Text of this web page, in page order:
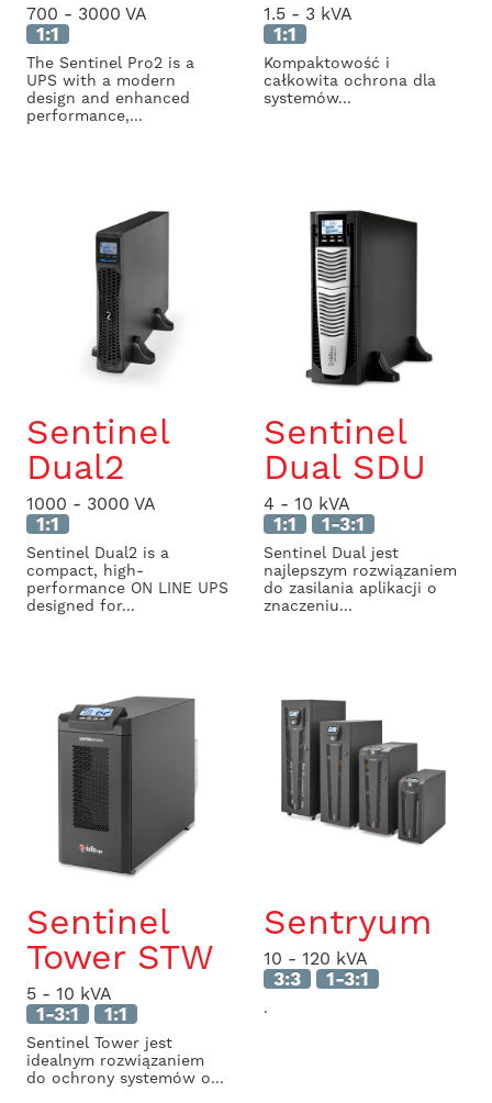
700 - 3000 VA
1:1
The Sentinel Pro2 is a
UPS with a modern
design and enhanced
performance,...
1.5 - 3 kVA
1:1
Kompaktowość i
całkowita ochrona dla
systemów...
Sentinel
Dual2
1000 - 3000 VA
1:1
Sentinel Dual2 is a
compact, high-
performance ON LINE UPS
designed for...
Sentinel
Dual SDU
4 - 10 kVA
1:1 1-3:1
Sentinel Dual jest
najlepszym rozwiązaniem
do zasilania aplikacji o
znaczeniu...
Sentinel
Tower STW
5 - 10 kVA
1-3:1 1:1
Sentinel Tower jest
idealnym rozwiązaniem
do ochrony systemów o...
Sentryum
10 - 120 kVA
3:3 1-3:1
.